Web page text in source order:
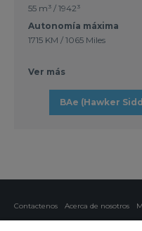
55 m³ / 1942³
Autonomía máxima
1715 KM / 1065 Miles
Ver más
BAe (Hawker
Contactenos Acerca de nosotros